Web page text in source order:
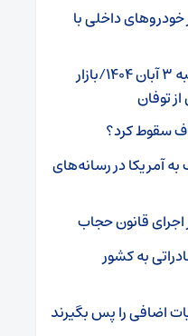
خودروهای داخلی با
قیمت سیمان امروز شنبه ۳ آبان ۱۴۰۴/بازار
توفان
سقوط کرد؟
به آمریکا در رسانه‌های
اجرای قانون حجاب
صادراتی به کشور
اضافی را پس بگیرند